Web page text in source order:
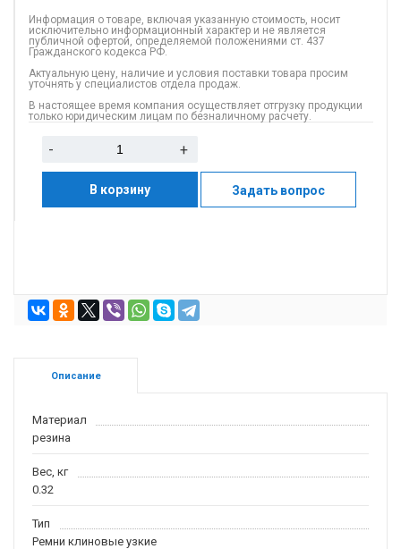
Информация о товаре, включая указанную стоимость, носит
исключительно информационный характер и не является
публичной офертой, определяемой положениями ст. 437
Гражданского кодекса РФ.
Актуальную цену, наличие и условия поставки товара просим
уточнять у специалистов отдела продаж.
В настоящее время компания осуществляет отгрузку продукции
только юридическим лицам по безналичному расчету.
- +
В корзину Задать вопрос
Описание
Материал
резина
Вес, кг
0.32
Тип
Ремни клиновые узкие